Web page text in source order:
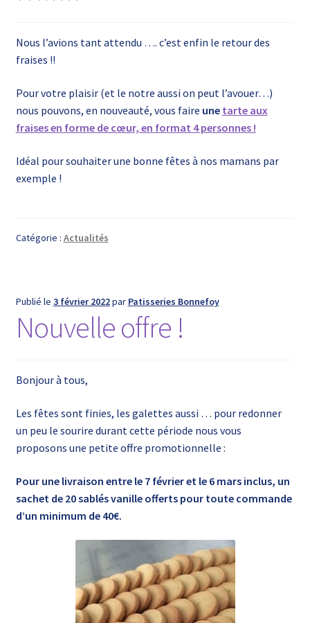
Nous l’avions tant attendu …. c’est enfin le retour des
fraises !!
Pour votre plaisir (et le notre aussi on peut l’avouer…)
nous pouvons, en nouveauté, vous faire une tarte aux
fraises en forme de cœur, en format 4 personnes !
Idéal pour souhaiter une bonne fêtes à nos mamans par
exemple !
Catégorie : Actualités
Publié le 3 février 2022par Patisseries Bonnefoy
Nouvelle offre !
Bonjour à tous,
Les fêtes sont finies, les galettes aussi … pour redonner
un peu le sourire durant cette période nous vous
proposons une petite offre promotionnelle :
Pour une livraison entre le 7 février et le 6 mars inclus, un
sachet de 20 sablés vanille offerts pour toute commande
d’un minimum de 40€.